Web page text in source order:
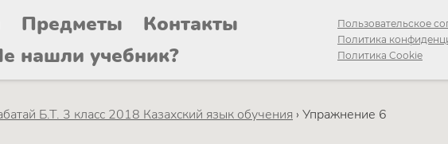
Предметы
Контакты
нашли учебник?
Пользовательское
Политика
Политика Cookie
Б.Т. 3 класс 2018 Казахский язык обучения › Упражнение 6